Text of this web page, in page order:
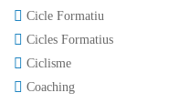
Cicle Formatiu
Cicles Formatius
Ciclisme
Coaching